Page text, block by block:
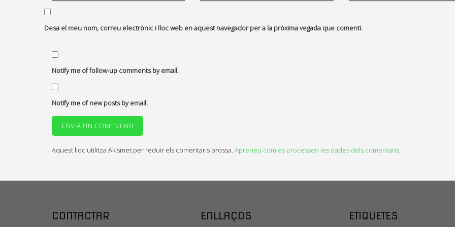
Desa el meu nom, correu electrònic i lloc web en aquest navegador per a la pròxima vegada que comenti.
Notify me of follow-up comments by email.
Notify me of new posts by email.
Aquest lloc utilitza Akismet per reduir els comentaris brossa. Apreneu com es processen les dades dels comentaris.
CONTACTAR ENLLAÇOS ETIQUETES